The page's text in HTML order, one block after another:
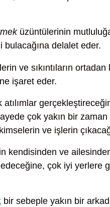
üzüntülerinin
delalet eder.
ve sıkıntıların
işaret eder.
atılımlar
çok yakın bir zaman
kimselerin ve işlerin
kendisinden ve
çok iyi yerlere
bir sebeple yakın bir